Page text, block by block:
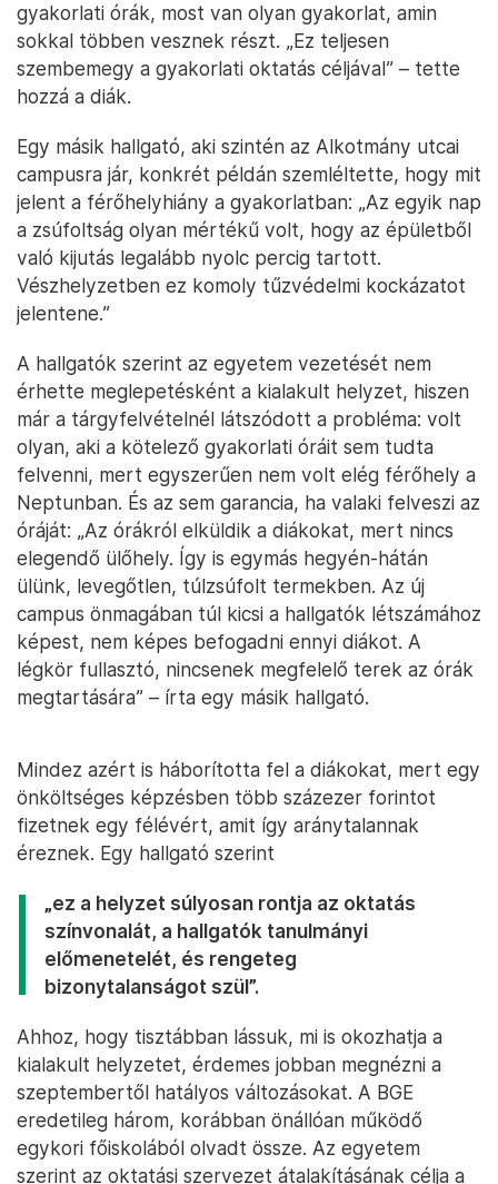
gyakorlati órák, most van olyan gyakorlat, amin
sokkal többen vesznek részt. „Ez teljesen
szembemegy a gyakorlati oktatás céljával” – tette
hozzá a diák.
Egy másik hallgató, aki szintén az Alkotmány utcai
campusra jár, konkrét példán szemléltette, hogy mit
jelent a férőhelyhiány a gyakorlatban: „Az egyik nap
a zsúfoltság olyan mértékű volt, hogy az épületből
való kijutás legalább nyolc percig tartott.
Vészhelyzetben ez komoly tűzvédelmi kockázatot
jelentene.”
A hallgatók szerint az egyetem vezetését nem
érhette meglepetésként a kialakult helyzet, hiszen
már a tárgyfelvételnél látszódott a probléma: volt
olyan, aki a kötelező gyakorlati óráit sem tudta
felvenni, mert egyszerűen nem volt elég férőhely a
Neptunban. És az sem garancia, ha valaki felveszi az
óráját: „Az órákról elküldik a diákokat, mert nincs
elegendő ülőhely. Így is egymás hegyén-hátán
ülünk, levegőtlen, túlzsúfolt termekben. Az új
campus önmagában túl kicsi a hallgatók létszámához
képest, nem képes befogadni ennyi diákot. A
légkör fullasztó, nincsenek megfelelő terek az órák
megtartására” – írta egy másik hallgató.
Mindez azért is háborította fel a diákokat, mert egy
önköltséges képzésben több százezer forintot
fizetnek egy félévért, amit így aránytalannak
éreznek. Egy hallgató szerint
„ez a helyzet súlyosan rontja az oktatás
színvonalát, a hallgatók tanulmányi
előmenetelét, és rengeteg
bizonytalanságot szül”.
Ahhoz, hogy tisztábban lássuk, mi is okozhatja a
kialakult helyzetet, érdemes jobban megnézni a
szeptembertől hatályos változásokat. A BGE
eredetileg három, korábban önállóan működő
egykori főiskolából olvadt össze. Az egyetem
szerint az oktatási szervezet átalakításának célja a